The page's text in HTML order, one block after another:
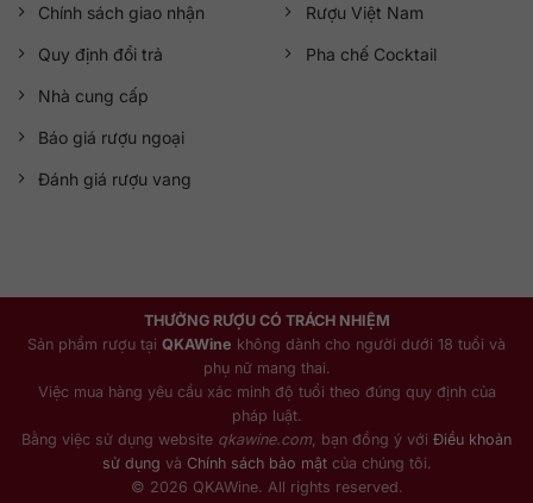
Chính sách giao nhận
Quy định đổi trả
Nhà cung cấp
Báo giá rượu ngoại
Đánh giá rượu vang
Rượu Việt Nam
Pha chế Cocktail
THƯỞNG RƯỢU CÓ TRÁCH NHIỆM
Sản phẩm rượu tại QKAWine không dành cho người dưới 18 tuổi và
phụ nữ mang thai.
Việc mua hàng yêu cầu xác minh độ tuổi theo đúng quy định của
pháp luật.
Bằng việc sử dụng website qkawine.com , bạn đồng ý với Điều khoản
sử dụng và Chính sách bảo mậtcủa chúng tôi.
© 2026 QKAWine. All rights reserved.